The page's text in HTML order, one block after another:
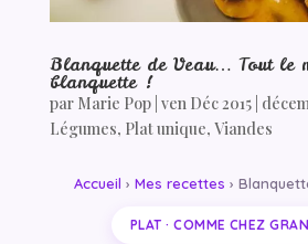
Blanquette de Veau… Tout le
blanquette !
par Marie Pop| ven Déc 2015|
Légumes, Plat unique, Viandes
Accueil › Mes recettes ›
PLAT · COMME CHEZ